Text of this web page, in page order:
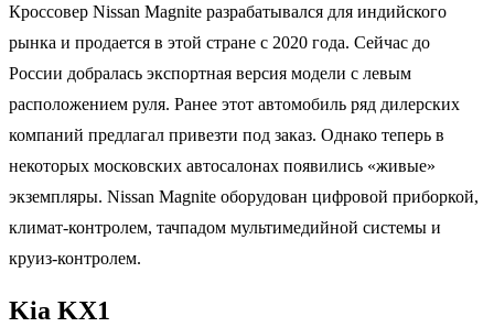
Кроссовер Nissan Magnite разрабатывался для индийского
рынка и продается в этой стране с 2020 года. Сейчас до
России добралась экспортная версия модели с левым
расположением руля. Ранее этот автомобиль ряд дилерских
компаний предлагал привезти под заказ. Однако теперь в
некоторых московских автосалонах появились «живые»
экземпляры. Nissan Magnite оборудован цифровой приборкой,
климат-контролем, тачпадом мультимедийной системы и
круиз-контролем.
Kia KX1